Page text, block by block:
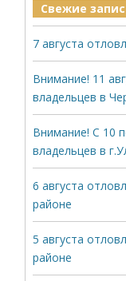
Свежие
7 августа
Внимание! 11
владельцев в
Внимание! С 10
владельцев в
6 августа
районе
5 августа
районе